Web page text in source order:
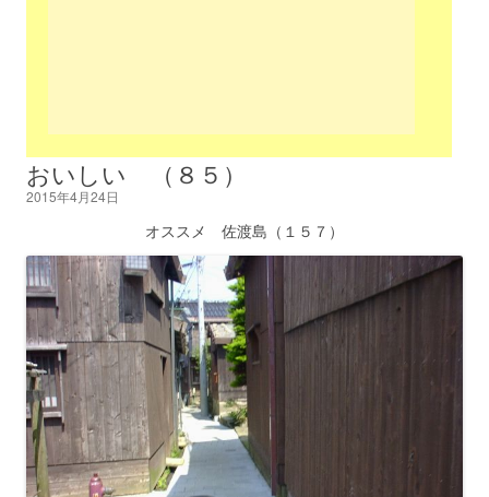
おいしい （８５）
2015年4月24日
オススメ 佐渡島（１５７）